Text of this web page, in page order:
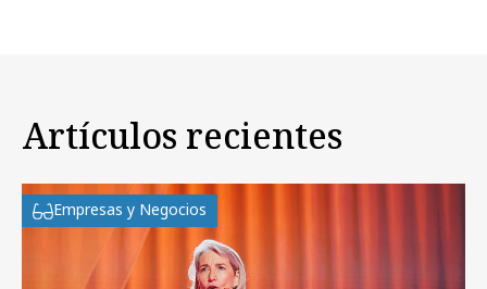
Artículos recientes
Empresas y Negocios